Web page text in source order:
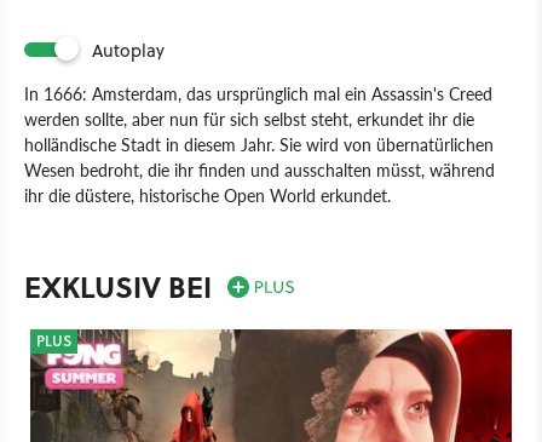
Autoplay
In 1666: Amsterdam, das ursprünglich mal ein Assassin's Creed
werden sollte, aber nun für sich selbst steht, erkundet ihr die
holländische Stadt in diesem Jahr. Sie wird von übernatürlichen
Wesen bedroht, die ihr finden und ausschalten müsst, während
ihr die düstere, historische Open World erkundet.
Panache Digital Games
PlayStation 5
EXKLUSIV BEI
PLUS